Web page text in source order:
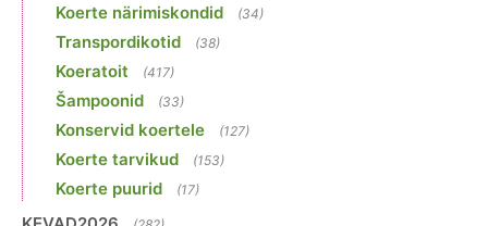
Koerte närimiskondid (34)
Transpordikotid (38)
Koeratoit (417)
Šampoonid (33)
Konservid koertele (127)
Koerte tarvikud (153)
Koerte puurid (17)